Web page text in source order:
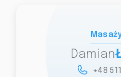
Damian
+48